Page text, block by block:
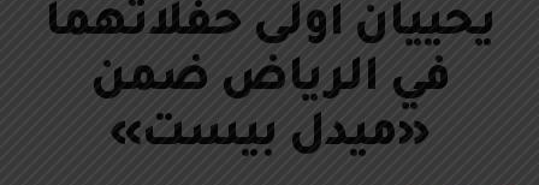
يحييان أولى حفلاتهما
في الرياض ضمن
«ميدل بيست»